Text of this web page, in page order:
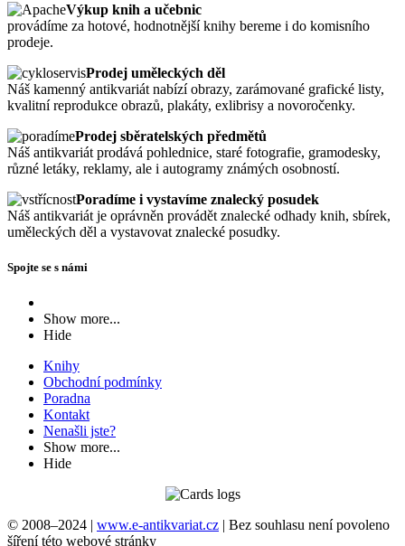
Výkup knih a učebnic
provádíme za hotové, hodnotnější knihy bereme i do komisního
prodeje.
Prodej uměleckých děl
Náš kamenný antikvariát nabízí obrazy, zarámované grafické listy,
kvalitní reprodukce obrazů, plakáty, exlibrisy a novoročenky.
Prodej sběratelských předmětů
Náš antikvariát prodává pohlednice, staré fotografie, gramodesky,
různé letáky, reklamy, ale i autogramy známých osobností.
Poradíme i vystavíme znalecký posudek
Náš antikvariát je oprávněn provádět znalecké odhady knih, sbírek,
uměleckých děl a vystavovat znalecké posudky.
Spojte se s námi
Show more...
Hide
Knihy
Obchodní podmínky
Poradna
Kontakt
Nenašli jste?
Show more...
Hide
© 2008–2024 | www.e-antikvariat.cz | Bez souhlasu není povoleno
šíření této webové stránky